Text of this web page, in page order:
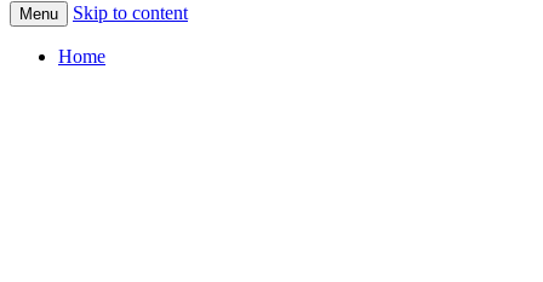
Menu Skip to content
Home